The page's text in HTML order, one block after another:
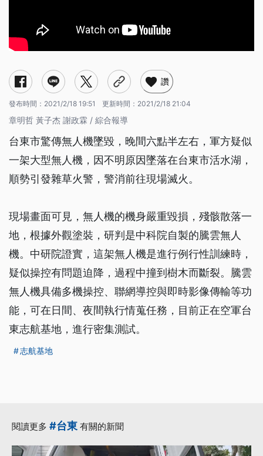
讚
發布時間： 2021/2/18 19:51 更新時間： 2021/2/18 21:04
章明哲 黃子杰 謝政霖 / 綜合報導
台東市驚傳無人機墜毀，晚間六點半左右，軍方疑似
一架大型無人機，因不明原因墜落在台東市活水湖，
順勢引發雜草火警，警消前往現場滅火。
現場畫面可見，無人機的機身嚴重毀損，殘骸散落一
地，根據外觀塗裝，研判是中科院自製的騰雲無人
機。中研院證實，這架無人機是進行例行性訓練時，
疑似操控有問題迫降，過程中撞到樹木而斷裂。騰雲
無人機具備多機操控、聯網導控與即時影像傳輸等功
能，可在日間、夜間執行情蒐任務，目前正在空軍台
東志航基地，進行密集測試。
志航基地
閱讀更多 #台東有關的新聞